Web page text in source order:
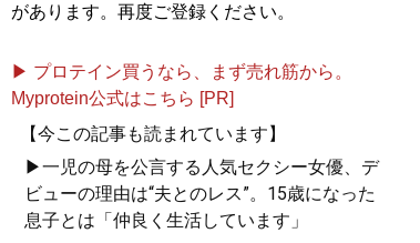
があります。再度ご登録ください。
▶ プロテイン買うなら、まず売れ筋から。
Myprotein公式はこちら [PR]
【今この記事も読まれています】
▶一児の母を公言する人気セクシー女優、デ
ビューの理由は“夫とのレス”。15歳になった
息子とは「仲良く生活しています」